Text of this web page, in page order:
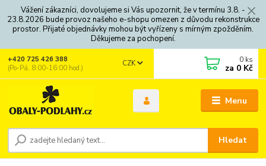
Vážení zákazníci, dovolujeme si Vás upozornit, že v termínu 3.8. -
23.8.2026 bude provoz našeho e-shopu omezen z důvodu rekonstrukce
prostor. Přijaté objednávky mohou být vyřízeny s mírným zpožděním.
Děkujeme za pochopení.
Menu
CZK
Hledat
+420 725 426 388
(Po-Pá, 8:00-16:00 hod.)
0 ks
za 0 Kč